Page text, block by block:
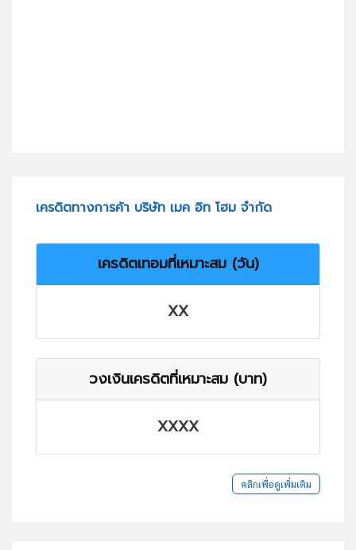
เครดิตทางการค้า บริษัท เมค อิท โฮม จำกัด
เครดิตเทอมที่เหมาะสม (วัน)
XX
วงเงินเครดิตที่เหมาะสม (บาท)
XXXX
คลิกเพื่อดูเพิ่มเติม